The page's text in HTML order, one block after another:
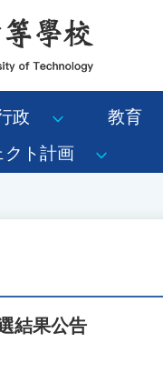
政 教育
クト計画
結果公告